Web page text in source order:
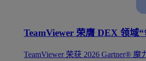
TeamViewer 荣膺 DEX 领域
TeamViewer 荣获 2026 Gartner®